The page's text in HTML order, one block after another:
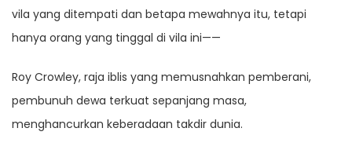
vila yang ditempati dan betapa mewahnya itu, tetapi
hanya orang yang tinggal di vila ini——
Roy Crowley, raja iblis yang memusnahkan pemberani,
pembunuh dewa terkuat sepanjang masa,
menghancurkan keberadaan takdir dunia.